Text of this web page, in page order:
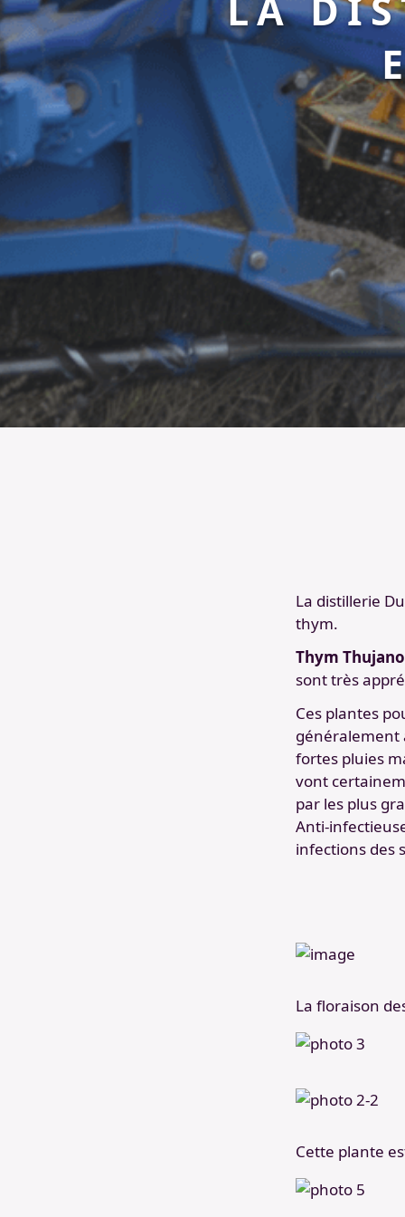
La distillerie
thym.
Thym
sont très
Ces plantes
généralement
fortes pluies
vont
par les plus
Anti-
infections des
La floraison
Cette plante